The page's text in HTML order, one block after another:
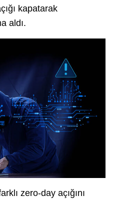
kapatarak
aldı.
zero-day açığını